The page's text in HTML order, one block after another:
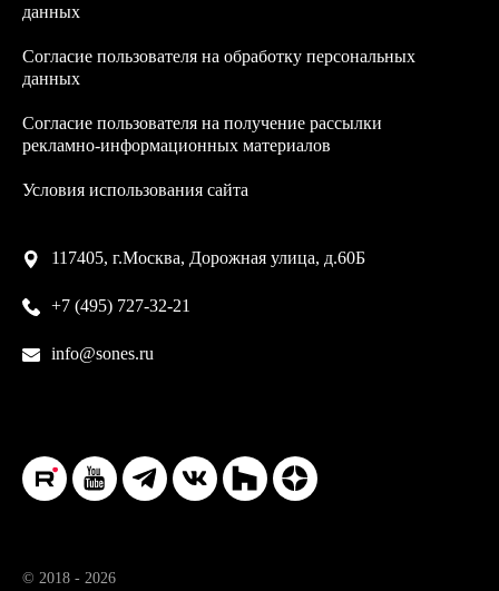
данных
Согласие пользователя на обработку персональных
данных
Согласие пользователя на получение рассылки
рекламно-информационных материалов
Условия использования сайта
117405, г.Москва, Дорожная улица, д.60Б
+7 (495) 727-32-21
info@sones.ru
© 2018 - 2026